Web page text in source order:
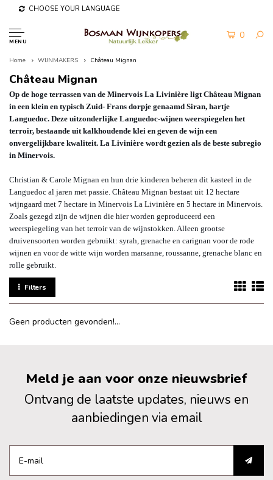
CHOOSE YOUR LANGUAGE
MENU
0
Home WIJNMAKERS Château Mignan
Château Mignan
Op de hoge terrassen van de Minervois La Livinière ligt Château Mignan
in een klein en typisch Zuid- Frans dorpje genaamd Siran, hartje
Languedoc. Deze uitzonderlijke Languedoc-wijnen weerspiegelen het
terroir, bestaande uit kalkhoudende klei en geven de wijn een
onvergelijkbare kwaliteit. La Livinière wordt gezien als de beste subregio
in Minervois.
Christian & Carole Mignan en hun drie kinderen beheren dit kasteel in de
Languedoc al jaren met passie. Château Mignan bestaat uit 12 hectare
wijngaard met 7 hectare in Minervois La Livinière en 5 hectare in Minervois.
Zoals gezegd zijn de wijnen die hier worden geproduceerd een
weerspiegeling van het terroir van de wijnstokken. Alleen grootse
druivensoorten worden gebruikt: syrah, grenache en carignan voor de rode
wijnen en voor de witte wijn worden marsanne, roussanne, grenache blanc en
rolle gebruikt.
Filters
Geen producten gevonden!...
Meld je aan voor onze nieuwsbrief
Ontvang de laatste updates, nieuws en
aanbiedingen via email